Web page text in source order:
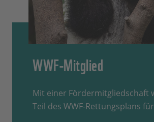
WWF-Mitglied
Mit einer Fördermitgliedschaft
Teil des WWF-Rettungsplans